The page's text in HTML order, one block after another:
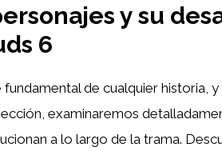
y su
6
fundamental de cualquier historia, y
examinaremos
a lo largo de la trama.